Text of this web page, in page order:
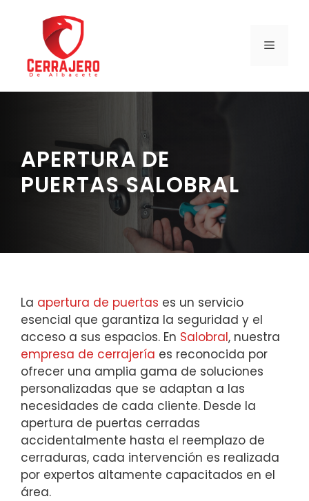
contenido
MENÚ
APERTURA DE
PUERTAS SALOBRAL
La apertura de puertas es un servicio
esencial que garantiza la seguridad y el
acceso a sus espacios. En Salobral, nuestra
empresa de cerrajería es reconocida por
ofrecer una amplia gama de soluciones
personalizadas que se adaptan a las
necesidades de cada cliente. Desde la
apertura de puertas cerradas
accidentalmente hasta el reemplazo de
cerraduras, cada intervención es realizada
por expertos altamente capacitados en el
área.